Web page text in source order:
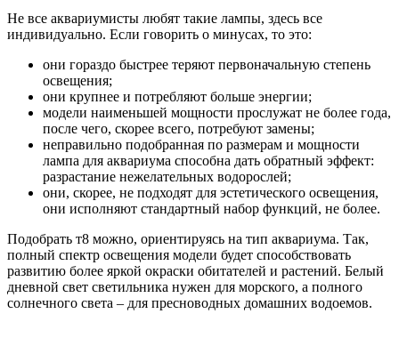
Не все аквариумисты любят такие лампы, здесь все
индивидуально. Если говорить о минусах, то это:
они гораздо быстрее теряют первоначальную степень
освещения;
они крупнее и потребляют больше энергии;
модели наименьшей мощности прослужат не более года,
после чего, скорее всего, потребуют замены;
неправильно подобранная по размерам и мощности
лампа для аквариума способна дать обратный эффект:
разрастание нежелательных водорослей;
они, скорее, не подходят для эстетического освещения,
они исполняют стандартный набор функций, не более.
Подобрать т8 можно, ориентируясь на тип аквариума. Так,
полный спектр освещения модели будет способствовать
развитию более яркой окраски обитателей и растений. Белый
дневной свет светильника нужен для морского, а полного
солнечного света – для пресноводных домашних водоемов.